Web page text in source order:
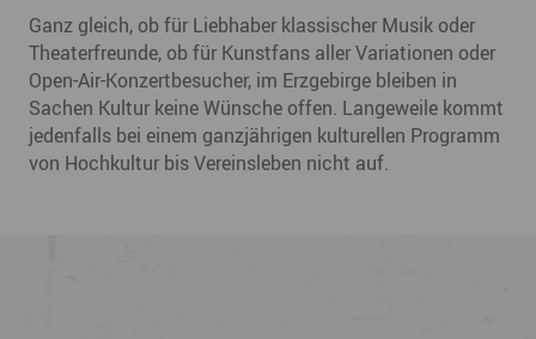
Ganz gleich, ob für Liebhaber klassischer Musik oder
Theaterfreunde, ob für Kunstfans aller Variationen oder
Open-Air-Konzertbesucher, im Erzgebirge bleiben in
Sachen Kultur keine Wünsche offen. Langeweile kommt
jedenfalls bei einem ganzjährigen kulturellen Programm
von Hochkultur bis Vereinsleben nicht auf.